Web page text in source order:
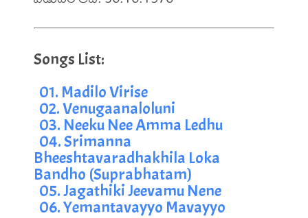
01. Madilo Virise
02. Venugaanaloluni
03. Neeku Nee Amma Ledhu
04. Srimanna
Bheeshtavaradhakhila Loka
Bandho (Suprabhatam)
05. Jagathiki Jeevamu Nene
06. Yemantavayyo Mavayyo